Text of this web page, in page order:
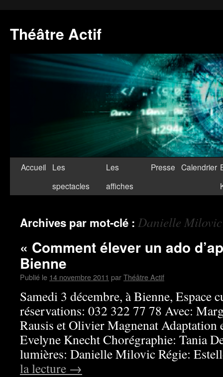
Théâtre Actif
Accueil
Les
spectacles
Les
affiches
Presse Calendrier
Archives par mot-clé : Danielle Milovic
« Comment élever un ado
Bienne
Publié le 14 novembre 2011 parThéâtre Actif
Samedi 3 décembre, à Bienne, Espace
réservations: 032 322 77 78 Avec:
Rausis et Olivier Magnenat Adaptation
Evelyne Knecht Chorégraphie: Tania
lumières: Danielle Milovic Régie:
la lecture →